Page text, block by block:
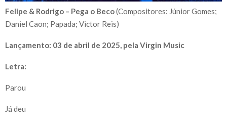
Felipe & Rodrigo – Pega o Beco(Compositores: Júnior Gomes;
Daniel Caon; Papada; Victor Reis)
Lançamento: 03 de abril de 2025, pela Virgin Music
Letra:
Parou ​
Já deu ​